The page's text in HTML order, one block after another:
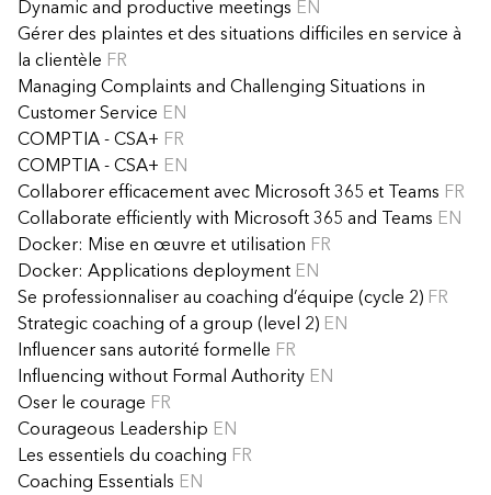
Dynamic and productive meetings EN
Gérer des plaintes et des situations difficiles en service à
la clientèle FR
Managing Complaints and Challenging Situations in
Customer Service EN
COMPTIA - CSA+ FR
COMPTIA - CSA+ EN
Collaborer efficacement avec Microsoft 365 et Teams FR
Collaborate efficiently with Microsoft 365 and Teams EN
Docker: Mise en œuvre et utilisation FR
Docker: Applications deployment EN
Se professionnaliser au coaching d’équipe (cycle 2) FR
Strategic coaching of a group (level 2) EN
Influencer sans autorité formelle FR
Influencing without Formal Authority EN
Oser le courage FR
Courageous Leadership EN
Les essentiels du coaching FR
Coaching Essentials EN